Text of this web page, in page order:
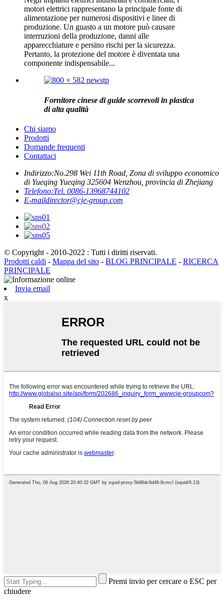
motori elettrici rappresentano la principale fonte di
alimentazione per numerosi dispositivi e linee di
produzione. Un guasto a un motore può causare
interruzioni della produzione, danni alle
apparecchiature e persino rischi per la sicurezza.
Pertanto, la protezione del motore è diventata una
componente indispensabile...
Fornitore cinese di guide scorrevoli in plastica
di alta qualità
Chi siamo
Prodotti
Domande frequenti
Contattaci
Indirizzo:No.298 Wei 11th Road, Zona di sviluppo economico
di Yueqing Yueqing 325604 Wenzhou, provincia di Zhejiang
Telefono:Tel. 0086-13968744102
E-maildirector@cje-group.com
© Copyright - 2010-2022 : Tutti i diritti riservati.
Prodotti caldi - Mappa del sito - BLOG PRINCIPALE - RICERCA
PRINCIPALE
Invia email
x
Premi invio per cercare o ESC per
chiudere